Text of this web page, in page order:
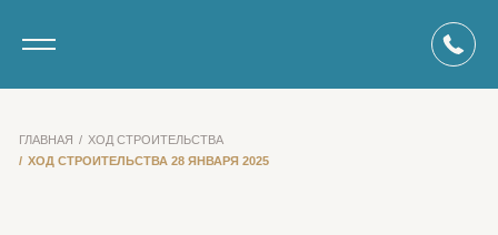
ГЛАВНАЯ
ХОД СТРОИТЕЛЬСТВА
ХОД СТРОИТЕЛЬСТВА 28 ЯНВАРЯ 2025